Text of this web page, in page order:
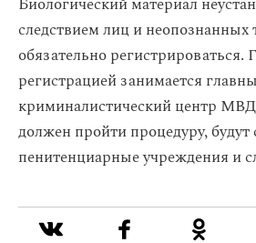
следствием лиц и неопознанных
обязательно регистрироваться.
регистрацией занимается
криминалистический центр
должен пройти процедуру, будут
пенитенциарные учреждения и